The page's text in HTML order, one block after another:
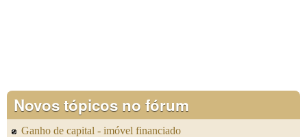
Novos tópicos no fórum
Ganho de capital - imóvel financiado